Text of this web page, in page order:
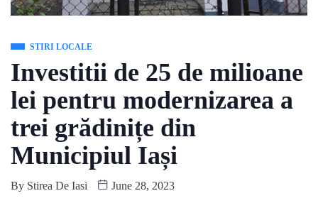
STIRI LOCALE
Investitii de 25 de milioane
lei pentru modernizarea a
trei grădinițe din
Municipiul Iași
By Stirea De Iasi June 28, 2023